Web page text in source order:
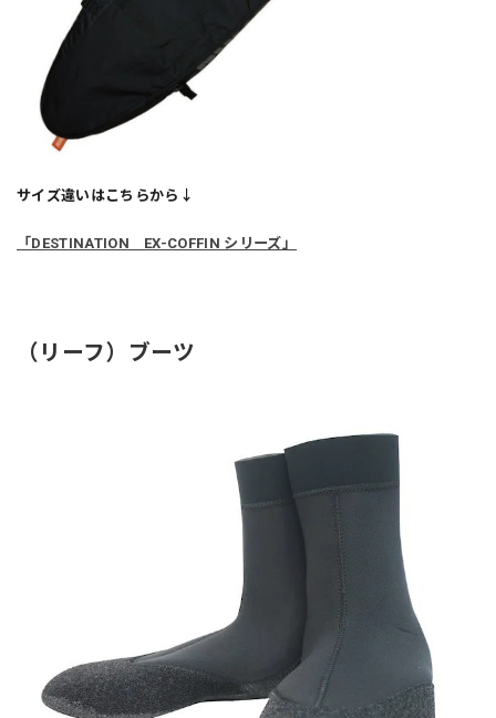
サイズ違いはこちらから↓
「DESTINATION EX-COFFIN シリーズ」
（リーフ）ブーツ